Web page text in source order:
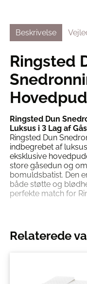
Beskrivelse
Ringsted
Ringsted Dun
Luksus i 3 Lag af
Ringsted Dun
indbegrebet af
eksklusive
store gåsedun og
bomuldsbatist. Den
både støtte og
perfekte match for
forvente en
Det unikke ved
konstruktion. Kernen
Kombinationen af
Relaterede